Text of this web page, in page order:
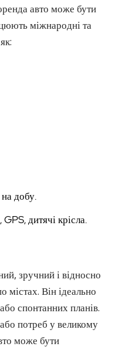
авто може бути
міжнародні та
добу.
дитячі крісла.
зручний і відносно
містах. Він ідеально
спонтанних планів.
потреб у великому
може бути